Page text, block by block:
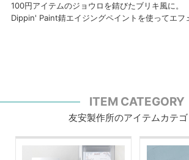
100円アイテムのジョウロを錆びたブリキ風に。
Dippin' Paint錆エイジングペイントを使ってエフ
ITEM CATEGORY
友安製作所のアイテムカテ